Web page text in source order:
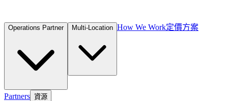
Operations Partner Multi-Location How We Work定價方案
Partners 資源